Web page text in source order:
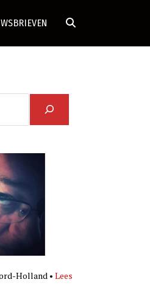
TOGGLE
Holland • Lees